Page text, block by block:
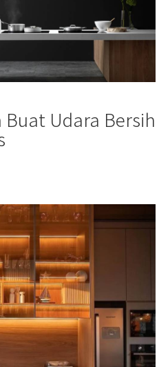
Udara Bersih